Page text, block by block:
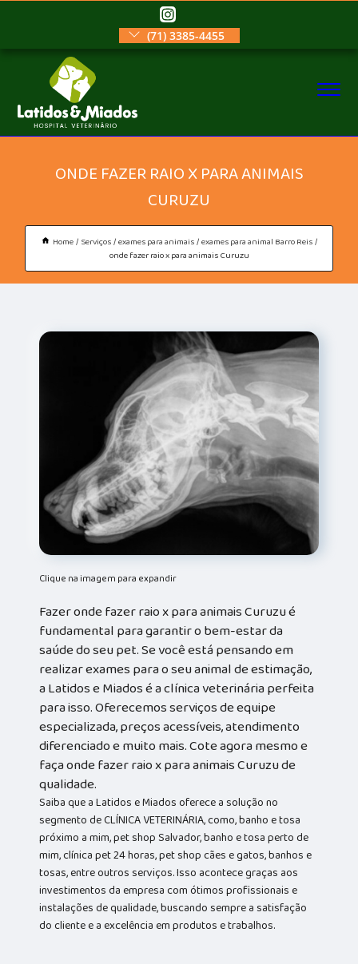
(71) 3385-4455
ONDE FAZER RAIO X PARA ANIMAIS
CURUZU
Home Serviços exames para animais exames para animal Barro Reis
onde fazer raio x para animais Curuzu
Clique na imagem para expandir
Fazer onde fazer raio x para animais Curuzu é
fundamental para garantir o bem-estar da
saúde do seu pet. Se você está pensando em
realizar exames para o seu animal de estimação,
a Latidos e Miados é a clínica veterinária perfeita
para isso. Oferecemos serviços de equipe
especializada, preços acessíveis, atendimento
diferenciado e muito mais. Cote agora mesmo e
faça onde fazer raio x para animais Curuzu de
qualidade.
Saiba que a Latidos e Miados oferece a solução no
segmento de CLÍNICA VETERINÁRIA, como, banho e tosa
próximo a mim, pet shop Salvador, banho e tosa perto de
mim, clínica pet 24 horas, pet shop cães e gatos, banhos e
tosas, entre outros serviços. Isso acontece graças aos
investimentos da empresa com ótimos profissionais e
instalações de qualidade, buscando sempre a satisfação
do cliente e a excelência em produtos e trabalhos.